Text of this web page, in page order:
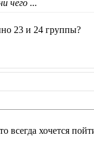
чего ...
23 и 24 группы?
всегда хочется